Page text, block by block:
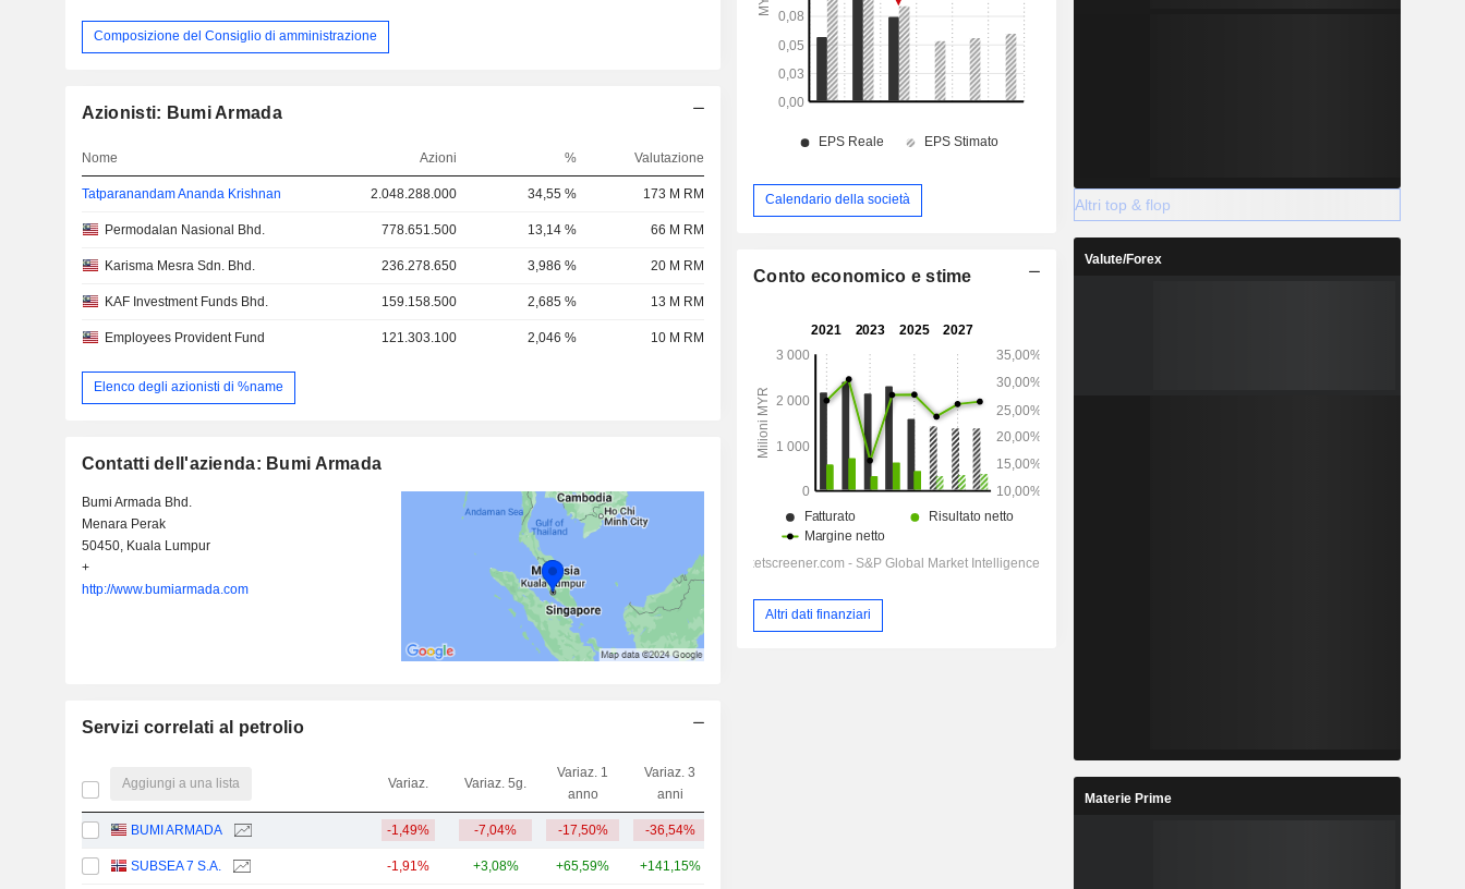
Composizione del Consiglio di amministrazione
Azionisti: Bumi Armada
Nome Azioni % Valutazione
Tatparanandam Ananda Krishnan 2.048.288.000 34,55 % 173 M RM
Permodalan Nasional Bhd. 778.651.500 13,14 % 66 M RM
Karisma Mesra Sdn. Bhd. 236.278.650 3,986 % 20 M RM
KAF Investment Funds Bhd. 159.158.500 2,685 % 13 M RM
Employees Provident Fund 121.303.100 2,046 % 10 M RM
Elenco degli azionisti di %name
Contatti dell'azienda: Bumi Armada
Bumi Armada Bhd.
Menara Perak
50450, Kuala Lumpur
+
http://www.bumiarmada.com
Servizi correlati al petrolio
Aggiungi a una lista Variaz. Variaz. 5g.
Variaz. 1
anno
Variaz. 3
anni
BUMI ARMADA -1,49% -7,04% -17,50% -36,54%
SUBSEA 7 S.A. -1,91% +3,08% +65,59% +141,15%
Calendario della società
Conto economico e stime
Altri dati finanziari
Altri top & flop
Valute/Forex
Materie Prime